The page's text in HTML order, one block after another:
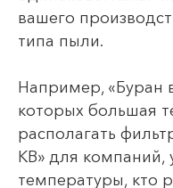
вашего
типа пыли.
Например, «Буран
которых большая
располагать
КВ» для компаний,
температуры, кто